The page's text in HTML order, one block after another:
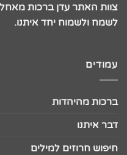
צוות האתר עדן ברכות
לשמח ולשמוח יחד איתנו.
עמודים
ברכות מהיהדות
דבר איתנו
חיפוש חרוזים למילים